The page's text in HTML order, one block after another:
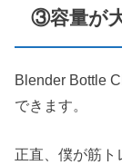
③容量が
Blender Bottle
できます。
正直、僕が筋ト